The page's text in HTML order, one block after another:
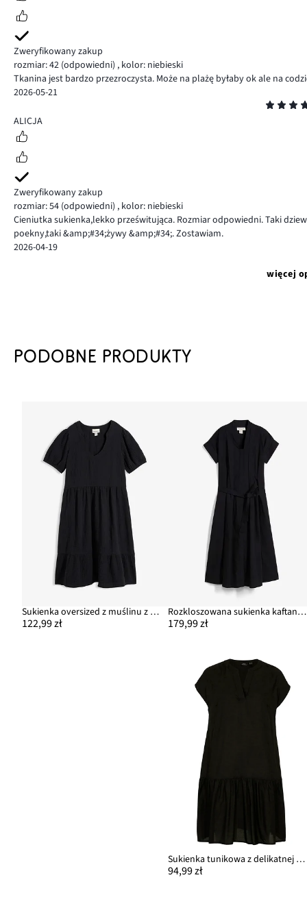
Zweryfikowany zakup
rozmiar: 42 (odpowiedni) , kolor: niebieski
Tkanina jest bardzo przezroczysta. Może na plażę byłaby ok ale na
2026-05-21
5
ALICJA
Zweryfikowany zakup
rozmiar: 54 (odpowiedni) , kolor: niebieski
Cieniutka sukienka,lekko prześwitująca. Rozmiar odpowiedni. Taki
poekny,taki &amp;#34;żywy &amp;#34;. Zostawiam.
2026-04-19
więcej
PODOBNE PRODUKTY
Sukienka oversized z muślinu z bawełny
122,99 zł
Rozkloszowana sukienka kaftanowa
179,99 zł
Sukienka tunikowa z delikatnej wiskozy
94,99 zł